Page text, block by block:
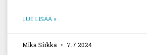
LUE LISÄÄ »
Mika Sirkka 7.7.2024